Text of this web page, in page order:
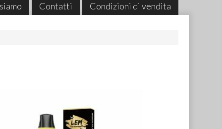
Contatti Condizioni di vendita